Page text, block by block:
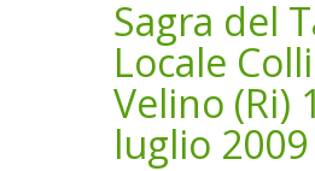
Sagra del
Locale
Velino (Ri)
luglio 2009